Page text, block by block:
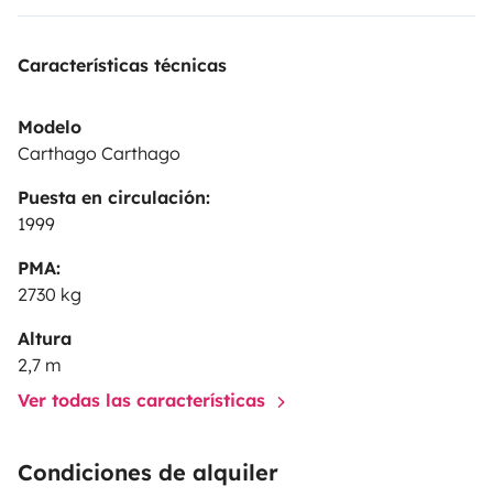
Características técnicas
Modelo
Carthago Carthago
Puesta en circulación:
1999
PMA:
2730 kg
Altura
2,7 m
Ver todas las características
Condiciones de alquiler